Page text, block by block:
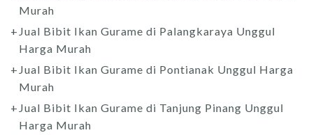
Murah
Jual Bibit Ikan Gurame di Palangkaraya Unggul
Harga Murah
Jual Bibit Ikan Gurame di Pontianak Unggul Harga
Murah
Jual Bibit Ikan Gurame di Tanjung Pinang Unggul
Harga Murah